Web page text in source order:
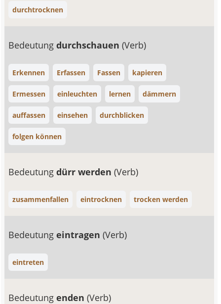
durchtrocknen
Bedeutungdurchschauen(Verb)
Erkennen Erfassen Fassen kapieren
Ermessen einleuchten lernen dämmern
auffassen einsehen durchblicken
folgen können
Bedeutungdürr werden(Verb)
zusammenfallen eintrocknen trocken werden
Bedeutungeintragen(Verb)
eintreten
Bedeutungenden(Verb)